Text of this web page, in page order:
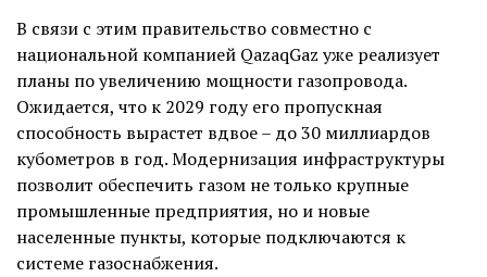
В связи с этим правительство совместно с
национальной компанией QazaqGaz уже реализует
планы по увеличению мощности газопровода.
Ожидается, что к 2029 году его пропускная
способность вырастет вдвое – до 30 миллиардов
кубометров в год. Модернизация инфраструктуры
позволит обеспечить газом не только крупные
промышленные предприятия, но и новые
населенные пункты, которые подключаются к
системе газоснабжения.